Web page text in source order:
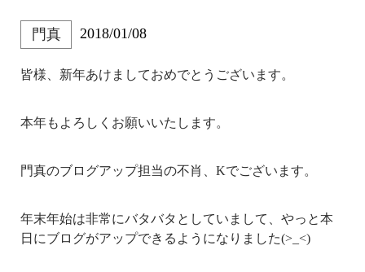
門真 2018/01/08
皆様、新年あけましておめでとうございます。
本年もよろしくお願いいたします。
門真のブログアップ担当の不肖、Kでございます。
年末年始は非常にバタバタとしていまして、やっと本
日にブログがアップできるようになりました(>_<)